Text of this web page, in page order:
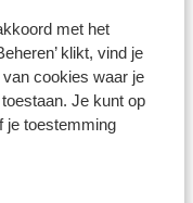
met het
klikt, vind je
cookies waar je
Je kunt op
je toestemming
is jouw eigen
hiervoor niet